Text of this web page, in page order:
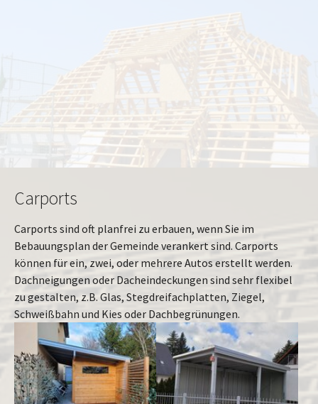
Carports
Carports sind oft planfrei zu erbauen, wenn Sie im
Bebauungsplan der Gemeinde verankert sind. Carports
können für ein, zwei, oder mehrere Autos erstellt werden.
Dachneigungen oder Dacheindeckungen sind sehr flexibel
zu gestalten, z.B. Glas, Stegdreifachplatten, Ziegel,
Schweißbahn und Kies oder Dachbegrünungen.